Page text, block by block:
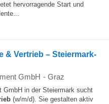
hervorragende Start und
& Vertrieb – Steiermark-
GmbH - Graz
GmbH in der Steiermark sucht
(w/m/d). Sie gestalten aktiv